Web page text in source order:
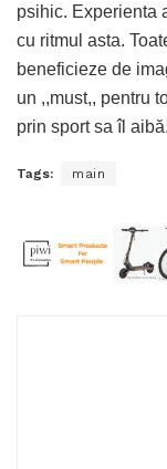
psihic. Experienta
cu ritmul asta.
beneficieze de
un ,,must,, pentru
prin sport sa îl
Tags: main